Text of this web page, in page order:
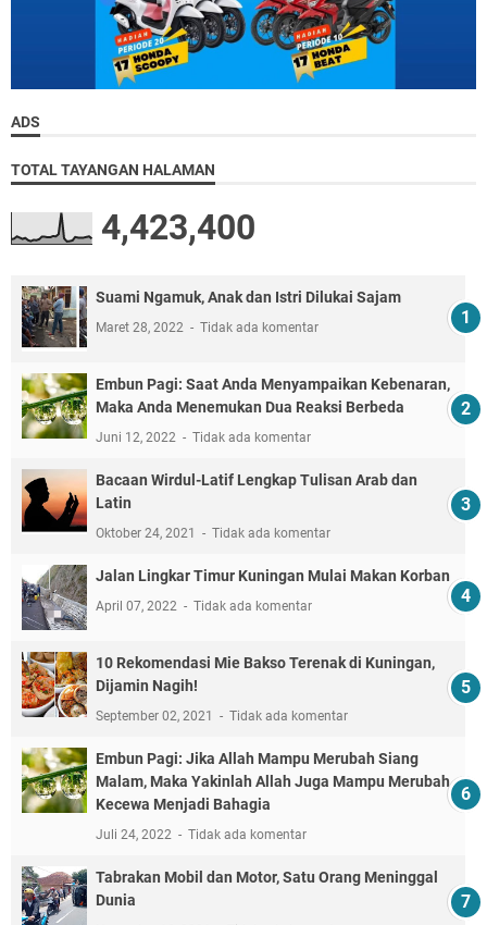
ADS
TOTAL TAYANGAN HALAMAN
4,423,400
Suami Ngamuk, Anak dan Istri Dilukai Sajam
Maret 28, 2022 Tidak ada komentar
Embun Pagi: Saat Anda Menyampaikan Kebenaran,
Maka Anda Menemukan Dua Reaksi Berbeda
Juni 12, 2022 Tidak ada komentar
Bacaan Wirdul-Latif Lengkap Tulisan Arab dan
Latin
Oktober 24, 2021 Tidak ada komentar
Jalan Lingkar Timur Kuningan Mulai Makan Korban
April 07, 2022 Tidak ada komentar
10 Rekomendasi Mie Bakso Terenak di Kuningan,
Dijamin Nagih!
September 02, 2021 Tidak ada komentar
Embun Pagi: Jika Allah Mampu Merubah Siang
Malam, Maka Yakinlah Allah Juga Mampu Merubah
Kecewa Menjadi Bahagia
Juli 24, 2022 Tidak ada komentar
Tabrakan Mobil dan Motor, Satu Orang Meninggal
Dunia